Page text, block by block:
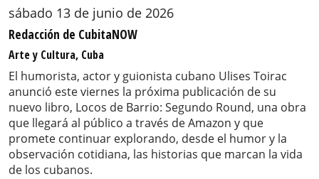
sábado 13 de junio de 2026
Redacción de CubitaNOW
Arte y Cultura, Cuba
El humorista, actor y guionista cubano Ulises Toirac
anunció este viernes la próxima publicación de su
nuevo libro, Locos de Barrio: Segundo Round, una obra
que llegará al público a través de Amazon y que
promete continuar explorando, desde el humor y la
observación cotidiana, las historias que marcan la vida
de los cubanos.